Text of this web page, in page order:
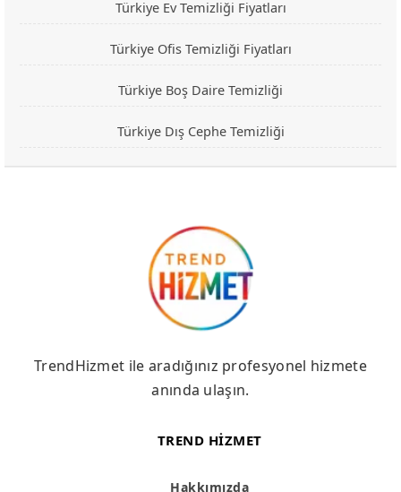
Türkiye Ev Temizliği Fiyatları
Türkiye Ofis Temizliği Fiyatları
Türkiye Boş Daire Temizliği
Türkiye Dış Cephe Temizliği
TrendHizmet ile aradığınız profesyonel hizmete
anında ulaşın.
TREND HIZMET
Hakkımızda